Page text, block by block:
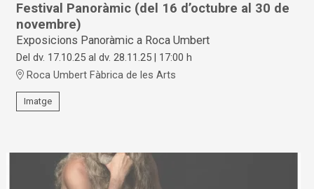
Festival Panoràmic (del 16 d’octubre al 30 de
novembre)
Exposicions Panoràmic a Roca Umbert
Del dv. 17.10.25 al dv. 28.11.25 | 17:00 h
Roca Umbert Fàbrica de les Arts
Imatge